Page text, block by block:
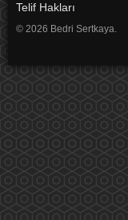
Telif Hakları
© 2026 Bedri Sertkaya.